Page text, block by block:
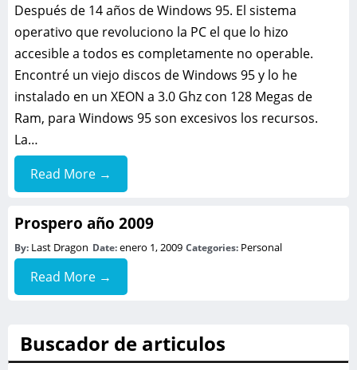
Después de 14 años de Windows 95. El sistema
operativo que revoluciono la PC el que lo hizo
accesible a todos es completamente no operable.
Encontré un viejo discos de Windows 95 y lo he
instalado en un XEON a 3.0 Ghz con 128 Megas de
Ram, para Windows 95 son excesivos los recursos.
La…
Read More →
Prospero año 2009
By: Last Dragon Date:enero 1, 2009 Categories: Personal
Read More →
Buscador de articulos